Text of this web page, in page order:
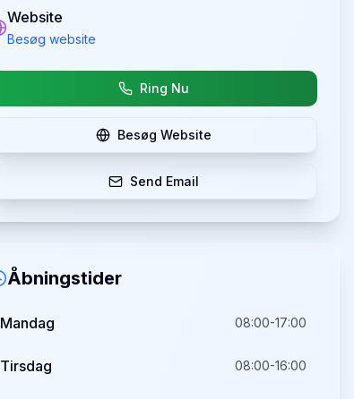
Website
Besøg website
Ring Nu
Besøg Website
Send Email
Åbningstider
Mandag 08:00-17:00
Tirsdag 08:00-16:00